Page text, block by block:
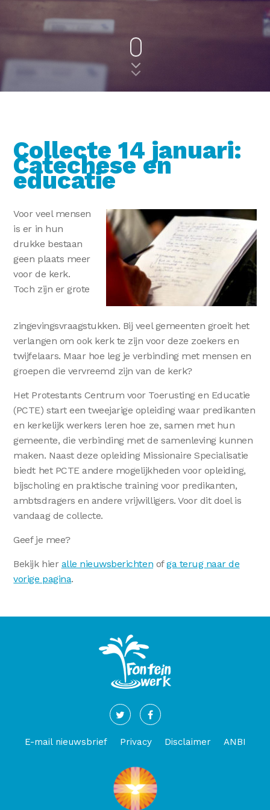
Collecte 14 januari:
Catechese en
educatie
Voor veel mensen
is er in hun
drukke bestaan
geen plaats meer
voor de kerk.
Toch zijn er grote
zingevingsvraagstukken. Bij veel gemeenten groeit het
verlangen om ook kerk te zijn voor deze zoekers en
twijfelaars. Maar hoe leg je verbinding met mensen en
groepen die vervreemd zijn van de kerk?
Het Protestants Centrum voor Toerusting en Educatie
(PCTE) start een tweejarige opleiding waar predikanten
en kerkelijk werkers leren hoe ze, samen met hun
gemeente, die verbinding met de samenleving kunnen
maken. Naast deze opleiding Missionaire Specialisatie
biedt het PCTE andere mogelijkheden voor opleiding,
bijscholing en praktische training voor predikanten,
ambtsdragers en andere vrijwilligers. Voor dit doel is
vandaag de collecte.
Geef je mee?
Bekijk hier alle nieuwsberichten ofga terug naar de
vorige pagina.
E-mail nieuwsbrief Privacy Disclaimer ANBI